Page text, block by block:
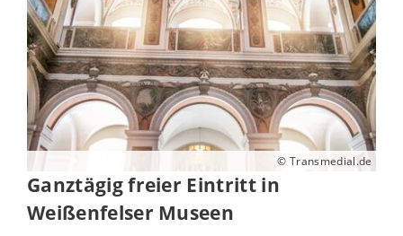
© Transmedial.de
Ganztägig freier Eintritt in
Weißenfelser Museen